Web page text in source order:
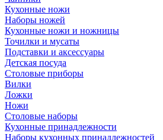
Кухонные ножи
Наборы ножей
Кухонные ножи и ножницы
Точилки и мусаты
Подставки и аксессуары
Детская посуда
Столовые приборы
Вилки
Ложки
Ножи
Столовые наборы
Кухонные принадлежности
Наборы кухонных принадлежностей